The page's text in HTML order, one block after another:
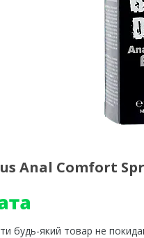
Anal Comfort
будь-який товар не